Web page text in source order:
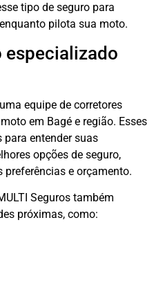
tipo de seguro para
pilota sua moto.
especializado
equipe de corretores
em Bagé e região. Esses
entender suas
opções de seguro,
e orçamento.
Seguros também
próximas, como: